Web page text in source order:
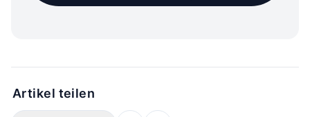
Artikel teilen